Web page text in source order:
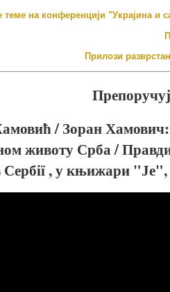
теме на конференцији "Украјина и
Прилози
/ Зоран
животу Срба /
, у књижари